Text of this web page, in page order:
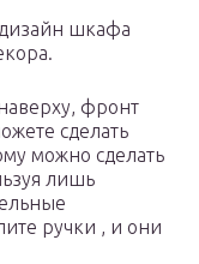
шкафа
фронт
сделать
можно сделать
лишь
ручки , и они